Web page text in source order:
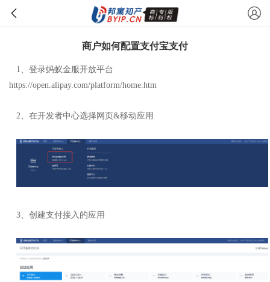
商户如何配置支付宝支付
1、登录蚂蚁金服开放平台
https://open.alipay.com/platform/home.htm
2、在开发者中心选择网页&移动应用
3、创建支付接入的应用